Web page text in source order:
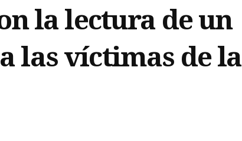
la lectura de un
las víctimas de la